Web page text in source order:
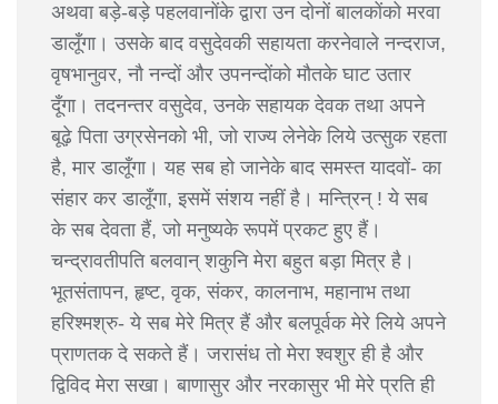
अथवा बड़े-बड़े पहलवानोंके द्वारा उन दोनों बालकोंको मरवा
डालूँगा। उसके बाद वसुदेवकी सहायता करनेवाले नन्दराज,
वृषभानुवर, नौ नन्दों और उपनन्दोंको मौतके घाट उतार
दूँगा। तदनन्तर वसुदेव, उनके सहायक देवक तथा अपने
बूढ़े पिता उग्रसेनको भी, जो राज्य लेनेके लिये उत्सुक रहता
है, मार डालूँगा। यह सब हो जानेके बाद समस्त यादवों- का
संहार कर डालूँगा, इसमें संशय नहीं है। मन्त्रिन् ! ये सब
के सब देवता हैं, जो मनुष्यके रूपमें प्रकट हुए हैं।
चन्द्रावतीपति बलवान् शकुनि मेरा बहुत बड़ा मित्र है।
भूतसंतापन, हृष्ट, वृक, संकर, कालनाभ, महानाभ तथा
हरिश्मश्रु- ये सब मेरे मित्र हैं और बलपूर्वक मेरे लिये अपने
प्राणतक दे सकते हैं। जरासंध तो मेरा श्वशुर ही है और
द्विविद मेरा सखा। बाणासुर और नरकासुर भी मेरे प्रति ही